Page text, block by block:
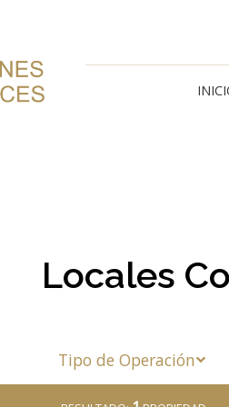
Locales
Tipo de Operación